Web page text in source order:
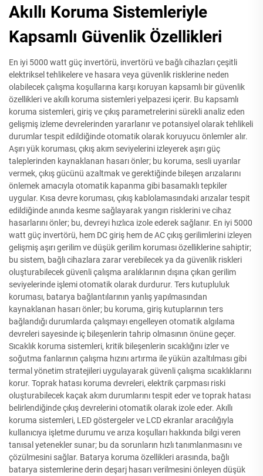
Akıllı Koruma Sistemleriyle
Kapsamlı Güvenlik Özellikleri
En iyi 5000 watt güç invertörü, invertörü ve bağlı cihazları çeşitli
elektriksel tehlikelere ve hasara veya güvenlik risklerine neden
olabilecek çalışma koşullarına karşı koruyan kapsamlı bir güvenlik
özellikleri ve akıllı koruma sistemleri yelpazesi içerir. Bu kapsamlı
koruma sistemleri, giriş ve çıkış parametrelerini sürekli analiz eden
gelişmiş izleme devrelerinden yararlanır ve potansiyel olarak tehlikeli
durumlar tespit edildiğinde otomatik olarak koruyucu önlemler alır.
Aşırı yük koruması, çıkış akım seviyelerini izleyerek aşırı güç
taleplerinden kaynaklanan hasarı önler; bu koruma, sesli uyarılar
vermek, çıkış gücünü azaltmak ve gerektiğinde bileşen arızalarını
önlemek amacıyla otomatik kapanma gibi basamaklı tepkiler
uygular. Kısa devre koruması, çıkış kablolamasındaki arızalar tespit
edildiğinde anında kesme sağlayarak yangın risklerini ve cihaz
hasarlarını önler; bu, devreyi hızlıca izole ederek sağlanır. En iyi 5000
watt güç invertörü, hem DC giriş hem de AC çıkış gerilimlerini izleyen
gelişmiş aşırı gerilim ve düşük gerilim koruması özelliklerine sahiptir;
bu sistem, bağlı cihazlara zarar verebilecek ya da güvenlik riskleri
oluşturabilecek güvenli çalışma aralıklarının dışına çıkan gerilim
seviyelerinde işlemi otomatik olarak durdurur. Ters kutupluluk
koruması, batarya bağlantılarının yanlış yapılmasından
kaynaklanan hasarı önler; bu koruma, giriş kutuplarının ters
bağlandığı durumlarda çalışmayı engelleyen otomatik algılama
devreleri sayesinde iç bileşenlerin tahrip olmasının önüne geçer.
Sıcaklık koruma sistemleri, kritik bileşenlerin sıcaklığını izler ve
soğutma fanlarının çalışma hızını artırma ile yükün azaltılması gibi
termal yönetim stratejileri uygulayarak güvenli çalışma sıcaklıklarını
korur. Toprak hatası koruma devreleri, elektrik çarpması riski
oluşturabilecek kaçak akım durumlarını tespit eder ve toprak hatası
belirlendiğinde çıkış devrelerini otomatik olarak izole eder. Akıllı
koruma sistemleri, LED göstergeler ve LCD ekranlar aracılığıyla
kullanıcıya işletme durumu ve arıza koşulları hakkında bilgi veren
tanısal yetenekler sunar; bu da sorunların hızlı tanımlanmasını ve
çözülmesini sağlar. Batarya koruma özellikleri arasında, bağlı
batarya sistemlerine derin deşarj hasarı verilmesini önleyen düşük